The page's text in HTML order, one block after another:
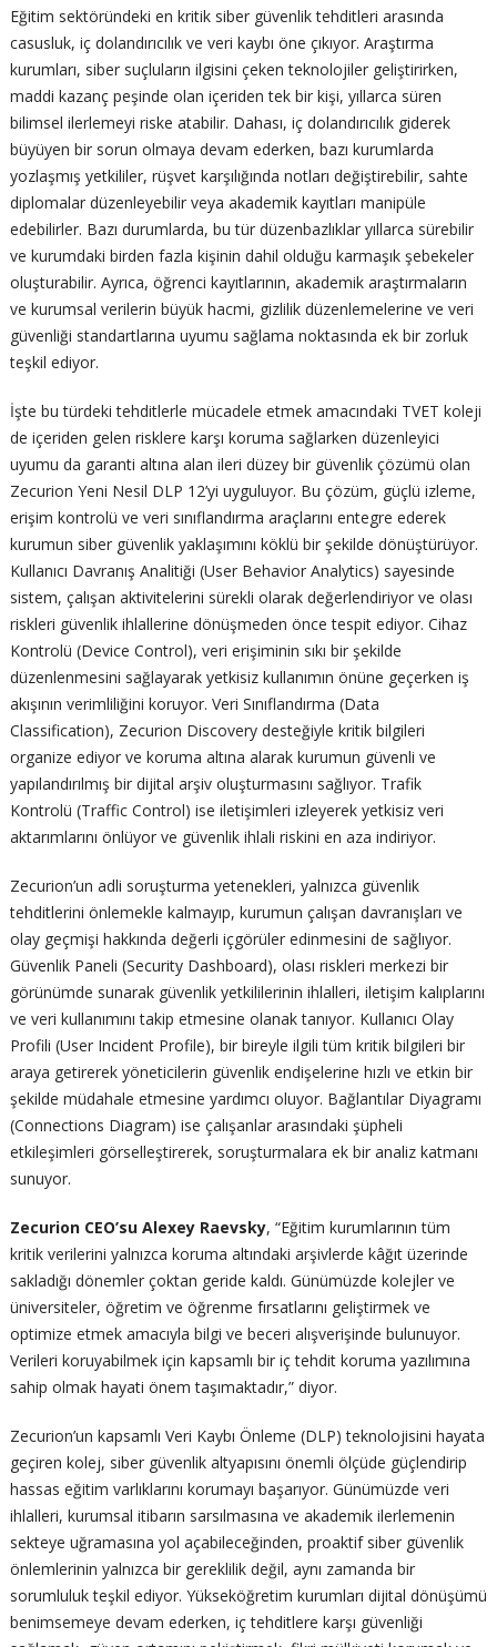
Eğitim sektöründeki en kritik siber güvenlik tehditleri arasında
casusluk, iç dolandırıcılık ve veri kaybı öne çıkıyor. Araştırma
kurumları, siber suçluların ilgisini çeken teknolojiler geliştirirken,
maddi kazanç peşinde olan içeriden tek bir kişi, yıllarca süren
bilimsel ilerlemeyi riske atabilir. Dahası, iç dolandırıcılık giderek
büyüyen bir sorun olmaya devam ederken, bazı kurumlarda
yozlaşmış yetkililer, rüşvet karşılığında notları değiştirebilir, sahte
diplomalar düzenleyebilir veya akademik kayıtları manipüle
edebilirler. Bazı durumlarda, bu tür düzenbazlıklar yıllarca sürebilir
ve kurumdaki birden fazla kişinin dahil olduğu karmaşık şebekeler
oluşturabilir. Ayrıca, öğrenci kayıtlarının, akademik araştırmaların
ve kurumsal verilerin büyük hacmi, gizlilik düzenlemelerine ve veri
güvenliği standartlarına uyumu sağlama noktasında ek bir zorluk
teşkil ediyor.
İşte bu türdeki tehditlerle mücadele etmek amacındaki TVET koleji
de içeriden gelen risklere karşı koruma sağlarken düzenleyici
uyumu da garanti altına alan ileri düzey bir güvenlik çözümü olan
Zecurion Yeni Nesil DLP 12’yi uyguluyor. Bu çözüm, güçlü izleme,
erişim kontrolü ve veri sınıflandırma araçlarını entegre ederek
kurumun siber güvenlik yaklaşımını köklü bir şekilde dönüştürüyor.
Kullanıcı Davranış Analitiği (User Behavior Analytics) sayesinde
sistem, çalışan aktivitelerini sürekli olarak değerlendiriyor ve olası
riskleri güvenlik ihlallerine dönüşmeden önce tespit ediyor. Cihaz
Kontrolü (Device Control), veri erişiminin sıkı bir şekilde
düzenlenmesini sağlayarak yetkisiz kullanımın önüne geçerken iş
akışının verimliliğini koruyor. Veri Sınıflandırma (Data
Classification), Zecurion Discovery desteğiyle kritik bilgileri
organize ediyor ve koruma altına alarak kurumun güvenli ve
yapılandırılmış bir dijital arşiv oluşturmasını sağlıyor. Trafik
Kontrolü (Traffic Control) ise iletişimleri izleyerek yetkisiz veri
aktarımlarını önlüyor ve güvenlik ihlali riskini en aza indiriyor.
Zecurion’un adli soruşturma yetenekleri, yalnızca güvenlik
tehditlerini önlemekle kalmayıp, kurumun çalışan davranışları ve
olay geçmişi hakkında değerli içgörüler edinmesini de sağlıyor.
Güvenlik Paneli (Security Dashboard), olası riskleri merkezi bir
görünümde sunarak güvenlik yetkililerinin ihlalleri, iletişim kalıplarını
ve veri kullanımını takip etmesine olanak tanıyor. Kullanıcı Olay
Profili (User Incident Profile), bir bireyle ilgili tüm kritik bilgileri bir
araya getirerek yöneticilerin güvenlik endişelerine hızlı ve etkin bir
şekilde müdahale etmesine yardımcı oluyor. Bağlantılar Diyagramı
(Connections Diagram) ise çalışanlar arasındaki şüpheli
etkileşimleri görselleştirerek, soruşturmalara ek bir analiz katmanı
sunuyor.
Zecurion CEO’su Alexey Raevsky, “Eğitim kurumlarının tüm
kritik verilerini yalnızca koruma altındaki arşivlerde kâğıt üzerinde
sakladığı dönemler çoktan geride kaldı. Günümüzde kolejler ve
üniversiteler, öğretim ve öğrenme fırsatlarını geliştirmek ve
optimize etmek amacıyla bilgi ve beceri alışverişinde bulunuyor.
Verileri koruyabilmek için kapsamlı bir iç tehdit koruma yazılımına
sahip olmak hayati önem taşımaktadır,” diyor.
Zecurion’un kapsamlı Veri Kaybı Önleme (DLP) teknolojisini hayata
geçiren kolej, siber güvenlik altyapısını önemli ölçüde güçlendirip
hassas eğitim varlıklarını korumayı başarıyor. Günümüzde veri
ihlalleri, kurumsal itibarın sarsılmasına ve akademik ilerlemenin
sekteye uğramasına yol açabileceğinden, proaktif siber güvenlik
önlemlerinin yalnızca bir gereklilik değil, aynı zamanda bir
sorumluluk teşkil ediyor. Yükseköğretim kurumları dijital dönüşümü
benimsemeye devam ederken, iç tehditlere karşı güvenliği